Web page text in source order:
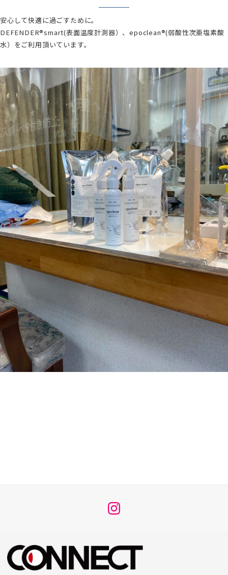
安心して快適に過ごすために。
DEFENDER®smart(表面温度計測器）、epoclean®(弱酸性次亜塩素酸
水）をご利用頂いています。
メ
ー
項